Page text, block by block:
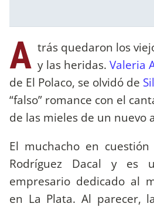
A trás quedaron los
y las heridas. Valeria
de El Polaco, se olvidó de
“falso” romance con el
de las mieles de un nuevo
El muchacho en
Rodríguez Dacal y es
empresario dedicado al
en La Plata. Al parecer,